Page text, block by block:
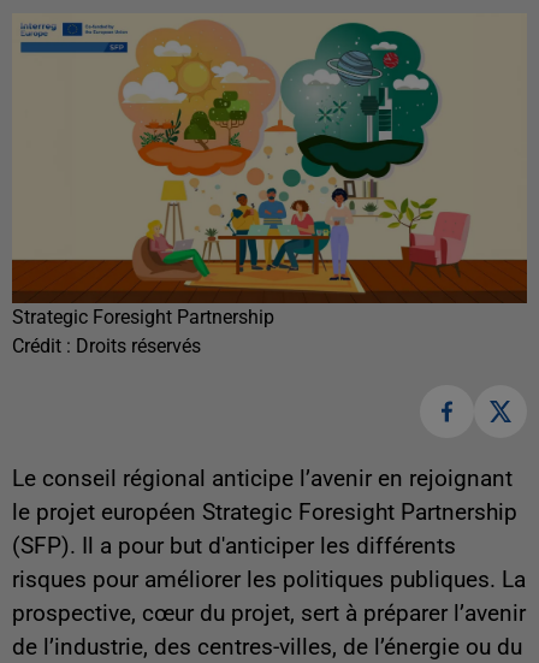
Strategic Foresight Partnership
Crédit : Droits réservés
Le conseil régional anticipe l’avenir en rejoignant
le projet européen Strategic Foresight Partnership
(SFP). Il a pour but d'anticiper les différents
risques pour améliorer les politiques publiques. La
prospective, cœur du projet, sert à préparer l’avenir
de l’industrie, des centres-villes, de l’énergie ou du